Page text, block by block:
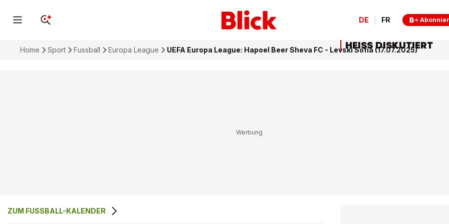
DE FR
Home Sport Fussball Europa League UEFA Europa League: Hapoel Beer Sheva FC - Levski Sofia (17.07.2025)
ZUM FUSSBALL-KALENDER
HEISS DISKUTIERT